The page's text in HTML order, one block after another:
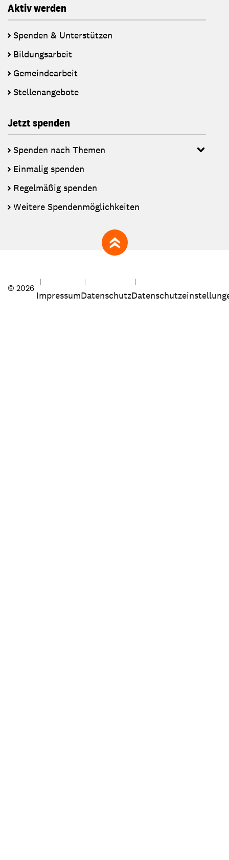
Aktiv werden
Spenden & Unterstützen
Bildungsarbeit
Gemeindearbeit
Stellenangebote
Jetzt spenden
Spenden nach Themen
Einmalig spenden
Regelmäßig spenden
Weitere Spendenmöglichkeiten
zum Seitenanfang
© 2026
ImpressumDatenschutz